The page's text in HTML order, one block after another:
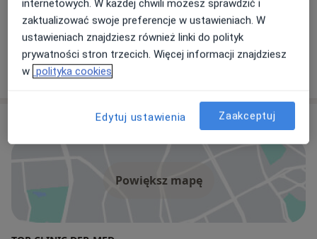
lek. Irmina Ranosz–Janicka
Dermatolog
20 opinii
Powiększ mapę
internetowych. W każdej chwili możesz sprawdzić i
zaktualizować swoje preferencje w ustawieniach. W
ustawieniach znajdziesz również linki do polityk
prywatności stron trzecich. Więcej informacji znajdziesz
w polityka cookies
Edytuj ustawienia Zaakceptuj